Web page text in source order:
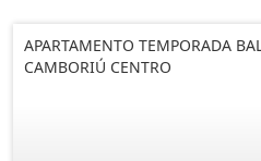
APARTAMENTO TEMPORADA
CAMBORIÚ CENTRO